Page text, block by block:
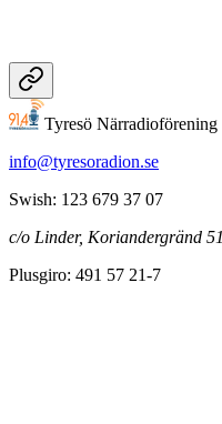
Tyresö Närradioförening
info@tyresoradion.se
Swish: 123 679 37 07
c/o Linder, Koriandergränd
Plusgiro: 491 57 21-7